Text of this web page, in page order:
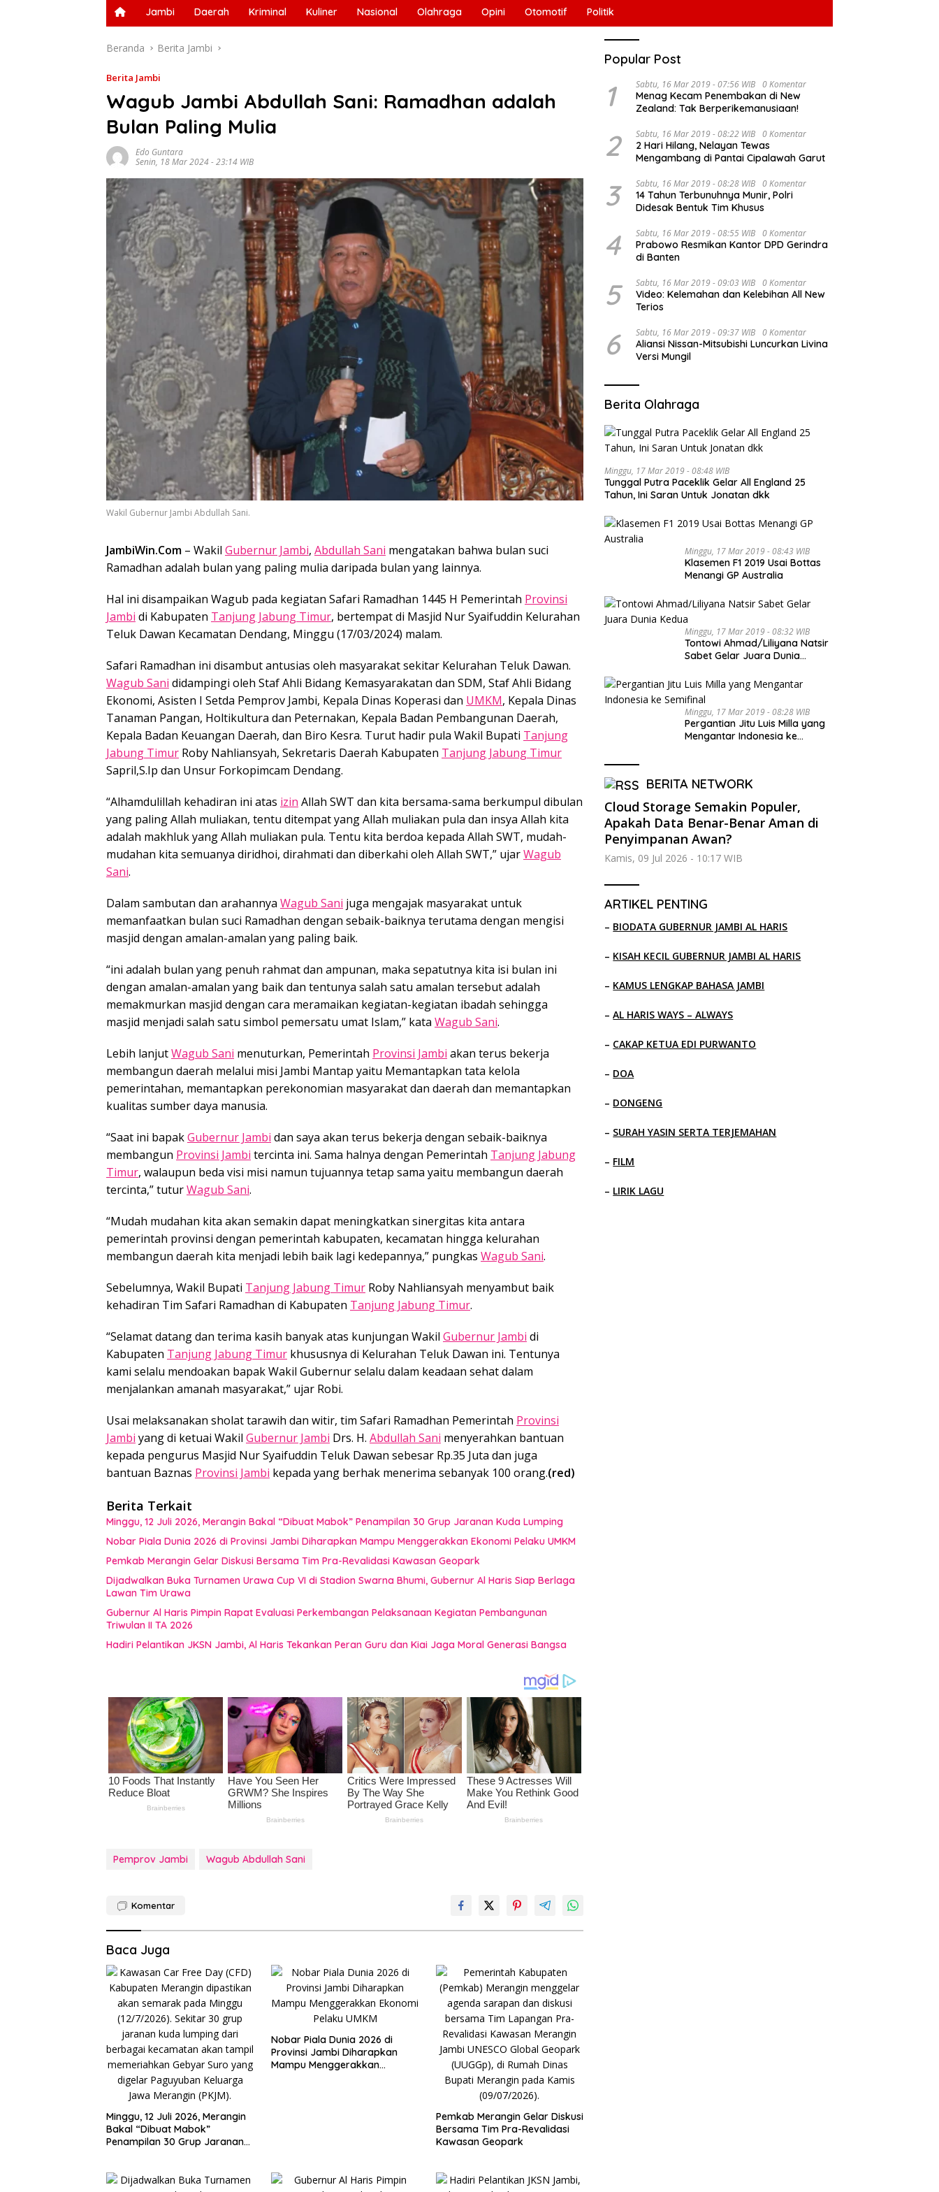
Jambi Daerah Kriminal Kuliner Nasional Olahraga Opini Otomotif Politik
Beranda Berita Jambi
Berita Jambi
Wagub Jambi Abdullah Sani: Ramadhan adalah
Bulan Paling Mulia
Edo Guntara
Senin, 18 Mar 2024 - 23:14 WIB
Wakil Gubernur Jambi Abdullah Sani.
JambiWin.Com – Wakil Gubernur Jambi, Abdullah Sani mengatakan bahwa bulan suci
Ramadhan adalah bulan yang paling mulia daripada bulan yang lainnya.
Hal ini disampaikan Wagub pada kegiatan Safari Ramadhan 1445 H Pemerintah Provinsi
Jambi di Kabupaten Tanjung Jabung Timur, bertempat di Masjid Nur Syaifuddin Kelurahan
Teluk Dawan Kecamatan Dendang, Minggu (17/03/2024) malam.
Safari Ramadhan ini disambut antusias oleh masyarakat sekitar Kelurahan Teluk Dawan.
Wagub Sani didampingi oleh Staf Ahli Bidang Kemasyarakatan dan SDM, Staf Ahli Bidang
Ekonomi, Asisten I Setda Pemprov Jambi, Kepala Dinas Koperasi dan UMKM, Kepala Dinas
Tanaman Pangan, Holtikultura dan Peternakan, Kepala Badan Pembangunan Daerah,
Kepala Badan Keuangan Daerah, dan Biro Kesra. Turut hadir pula Wakil Bupati Tanjung
Jabung Timur Roby Nahliansyah, Sekretaris Daerah Kabupaten Tanjung Jabung Timur
Sapril,S.Ip dan Unsur Forkopimcam Dendang.
“Alhamdulillah kehadiran ini atas izin Allah SWT dan kita bersama-sama berkumpul dibulan
yang paling Allah muliakan, tentu ditempat yang Allah muliakan pula dan insya Allah kita
adalah makhluk yang Allah muliakan pula. Tentu kita berdoa kepada Allah SWT, mudah-
mudahan kita semuanya diridhoi, dirahmati dan diberkahi oleh Allah SWT,” ujarWagub
Sani.
Dalam sambutan dan arahannya Wagub Sani juga mengajak masyarakat untuk
memanfaatkan bulan suci Ramadhan dengan sebaik-baiknya terutama dengan mengisi
masjid dengan amalan-amalan yang paling baik.
“ini adalah bulan yang penuh rahmat dan ampunan, maka sepatutnya kita isi bulan ini
dengan amalan-amalan yang baik dan tentunya salah satu amalan tersebut adalah
memakmurkan masjid dengan cara meramaikan kegiatan-kegiatan ibadah sehingga
masjid menjadi salah satu simbol pemersatu umat Islam,” kata Wagub Sani.
Lebih lanjutWagub Sani menuturkan, Pemerintah Provinsi Jambi akan terus bekerja
membangun daerah melalui misi Jambi Mantap yaitu Memantapkan tata kelola
pemerintahan, memantapkan perekonomian masyarakat dan daerah dan memantapkan
kualitas sumber daya manusia.
“Saat ini bapakGubernur Jambi dan saya akan terus bekerja dengan sebaik-baiknya
membangun Provinsi Jambi tercinta ini. Sama halnya dengan Pemerintah Tanjung Jabung
Timur, walaupun beda visi misi namun tujuannya tetap sama yaitu membangun daerah
tercinta,” tuturWagub Sani.
“Mudah mudahan kita akan semakin dapat meningkatkan sinergitas kita antara
pemerintah provinsi dengan pemerintah kabupaten, kecamatan hingga kelurahan
membangun daerah kita menjadi lebih baik lagi kedepannya,” pungkas Wagub Sani.
Sebelumnya, Wakil Bupati Tanjung Jabung Timur Roby Nahliansyah menyambut baik
kehadiran Tim Safari Ramadhan di Kabupaten Tanjung Jabung Timur.
“Selamat datang dan terima kasih banyak atas kunjungan Wakil Gubernur Jambi di
Kabupaten Tanjung Jabung Timur khususnya di Kelurahan Teluk Dawan ini. Tentunya
kami selalu mendoakan bapak Wakil Gubernur selalu dalam keadaan sehat dalam
menjalankan amanah masyarakat,” ujar Robi.
Usai melaksanakan sholat tarawih dan witir, tim Safari Ramadhan Pemerintah Provinsi
Jambi yang di ketuai Wakil Gubernur Jambi Drs. H. Abdullah Sani menyerahkan bantuan
kepada pengurus Masjid Nur Syaifuddin Teluk Dawan sebesar Rp.35 Juta dan juga
bantuan Baznas Provinsi Jambi kepada yang berhak menerima sebanyak 100 orang.(red)
Berita Terkait
Minggu, 12 Juli 2026, Merangin Bakal “Dibuat Mabok” Penampilan 30 Grup Jaranan Kuda Lumping
Nobar Piala Dunia 2026 di Provinsi Jambi Diharapkan Mampu Menggerakkan Ekonomi Pelaku UMKM
Pemkab Merangin Gelar Diskusi Bersama Tim Pra-Revalidasi Kawasan Geopark
Dijadwalkan Buka Turnamen Urawa Cup VI di Stadion Swarna Bhumi, Gubernur Al Haris Siap Berlaga
Lawan Tim Urawa
Gubernur Al Haris Pimpin Rapat Evaluasi Perkembangan Pelaksanaan Kegiatan Pembangunan
Triwulan II TA 2026
Hadiri Pelantikan JKSN Jambi, Al Haris Tekankan Peran Guru dan Kiai Jaga Moral Generasi Bangsa
Pemprov Jambi Wagub Abdullah Sani
Komentar
Baca Juga
Minggu, 12 Juli 2026, Merangin
Bakal “Dibuat Mabok”
Penampilan 30 Grup Jaranan
Nobar Piala Dunia 2026 di
Provinsi Jambi Diharapkan
Mampu Menggerakkan
Pemkab Merangin Gelar Diskusi
Bersama Tim Pra-Revalidasi
Kawasan Geopark
Popular Post
1 Sabtu, 16 Mar 2019 - 07:56 WIB 0 Komentar
Menag Kecam Penembakan di New
Zealand: Tak Berperikemanusiaan!
2 Sabtu, 16 Mar 2019 - 08:22 WIB 0 Komentar
2 Hari Hilang, Nelayan Tewas
Mengambang di Pantai Cipalawah Garut
3 Sabtu, 16 Mar 2019 - 08:28 WIB 0 Komentar
14 Tahun Terbunuhnya Munir, Polri
Didesak Bentuk Tim Khusus
4 Sabtu, 16 Mar 2019 - 08:55 WIB 0 Komentar
Prabowo Resmikan Kantor DPD Gerindra
di Banten
5 Sabtu, 16 Mar 2019 - 09:03 WIB 0 Komentar
Video: Kelemahan dan Kelebihan All New
Terios
6 Sabtu, 16 Mar 2019 - 09:37 WIB 0 Komentar
Aliansi Nissan-Mitsubishi Luncurkan Livina
Versi Mungil
Berita Olahraga
Minggu, 17 Mar 2019 - 08:48 WIB
Tunggal Putra Paceklik Gelar All England 25
Tahun, Ini Saran Untuk Jonatan dkk
Minggu, 17 Mar 2019 - 08:43 WIB
Klasemen F1 2019 Usai Bottas
Menangi GP Australia
Minggu, 17 Mar 2019 - 08:32 WIB
Tontowi Ahmad/Liliyana Natsir
Sabet Gelar Juara Dunia
Minggu, 17 Mar 2019 - 08:28 WIB
Pergantian Jitu Luis Milla yang
Mengantar Indonesia ke
BERITA NETWORK
Cloud Storage Semakin Populer,
Apakah Data Benar-Benar Aman di
Penyimpanan Awan?
Kamis, 09 Jul 2026 - 10:17 WIB
ARTIKEL PENTING
– BIODATA GUBERNUR JAMBI AL HARIS
– KISAH KECIL GUBERNUR JAMBI AL HARIS
– KAMUS LENGKAP BAHASA JAMBI
–AL HARIS WAYS – ALWAYS
– CAKAP KETUA EDI PURWANTO
– DOA
– DONGENG
– SURAH YASIN SERTA TERJEMAHAN
– FILM
– LIRIK LAGU